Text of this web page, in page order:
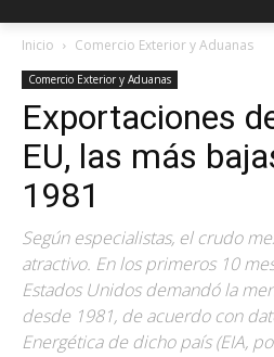
Inicio Comercio Exterior y Aduanas
Comercio Exterior y Aduanas
Exportaciones
EU, las más
1981
Según especialistas, el crudo
atractivo. En los primeros 10
Estados Unidos demandó la
desde 1981, de acuerdo con
Energética de dicho país (EIA,